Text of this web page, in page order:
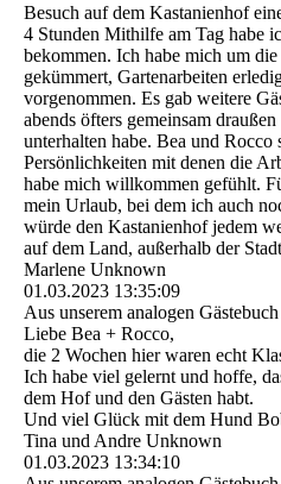
Besuch auf dem Kastanienhof
4 Stunden Mithilfe am Tag habe
bekommen. Ich habe mich um
gekümmert, Gartenarbeiten
vorgenommen. Es gab weitere
abends öfters gemeinsam
unterhalten habe. Bea und Rocco
Persönlichkeiten mit denen die
habe mich willkommen gefühlt.
mein Urlaub, bei dem ich auch
würde den Kastanienhof jedem
auf dem Land, außerhalb der
Marlene Unknown
01.03.2023 13:35:09
Aus unserem analogen
Liebe Bea + Rocco,
die 2 Wochen hier waren echt
Ich habe viel gelernt und hoffe,
dem Hof und den Gästen habt.
Und viel Glück mit dem Hund
Tina und Andre Unknown
01.03.2023 13:34:10